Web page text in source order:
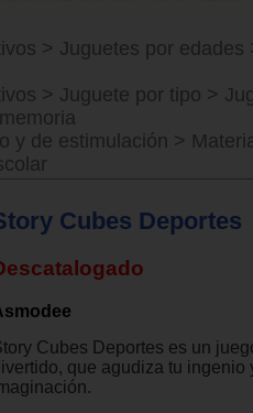
> Juguetes por edades
> Juguete por tipo >
y de estimulación >
Cubes Deportes
Cubes Deportes es un
que agudiza tu ingenio